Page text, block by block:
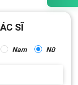
SĨ
Nam Nữ